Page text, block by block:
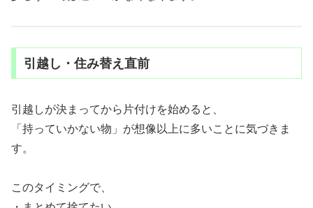
引越し・住み替え直前
引越しが決まってから片付けを始めると、
「持っていかない物」が想像以上に多いことに気づきま
す。
このタイミングで、